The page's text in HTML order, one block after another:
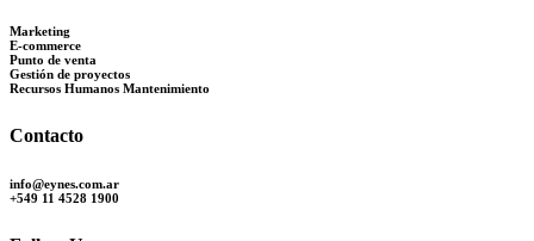
Marketing
E-commerce
Punto de venta
Gestión de proyectos
Recursos Humanos Mantenimiento
Contacto
info@eynes.com.ar
+549 11 4528 1900